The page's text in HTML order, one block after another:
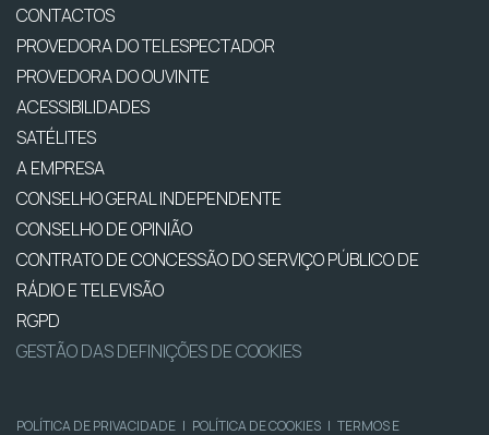
CONTACTOS
PROVEDORA DO TELESPECTADOR
PROVEDORA DO OUVINTE
ACESSIBILIDADES
SATÉLITES
A EMPRESA
CONSELHO GERAL INDEPENDENTE
CONSELHO DE OPINIÃO
CONTRATO DE CONCESSÃO DO SERVIÇO PÚBLICO DE
RÁDIO E TELEVISÃO
RGPD
GESTÃO DAS DEFINIÇÕES DE COOKIES
POLÍTICA DE PRIVACIDADE | POLÍTICA DE COOKIES | TERMOS E